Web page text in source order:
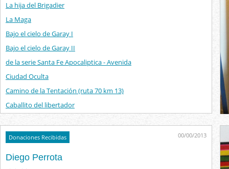
La hija del Brigadier
La Maga
Bajo el cielo de Garay I
Bajo el cielo de Garay II
de la serie Santa Fe Apocaliptica - Avenida
Ciudad Oculta
Camino de la Tentación (ruta 70 km 13)
Caballito del libertador
Donaciones Recibidas 00/00/2013
Diego Perrota